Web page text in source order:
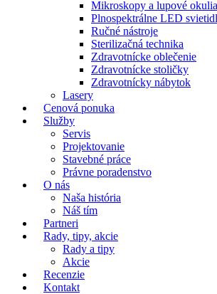
Mikroskopy a lupové
Plnospektrálne LED
Ručné nástroje
Sterilizačná technika
Zdravotnícke oblečenie
Zdravotnícke stoličky
Zdravotnícky nábytok
Lasery
Cenová ponuka
Služby
Servis
Projektovanie
Stavebné práce
Právne poradenstvo
O nás
Naša história
Náš tím
Partneri
Rady, tipy, akcie
Rady a tipy
Akcie
Recenzie
Kontakt